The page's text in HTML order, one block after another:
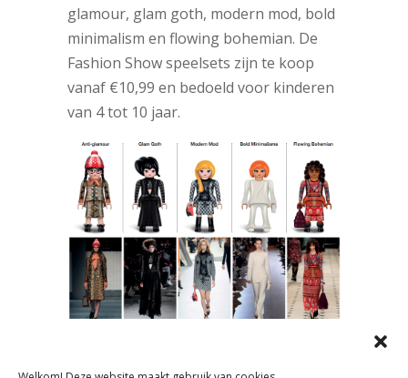
glamour, glam goth, modern mod, bold
minimalism en flowing bohemian. De
Fashion Show speelsets zijn te koop
vanaf €10,99 en bedoeld voor kinderen
van 4 tot 10 jaar.